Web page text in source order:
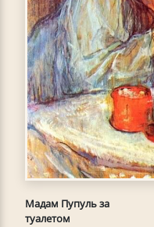
Мадам Пупуль за
туалетом